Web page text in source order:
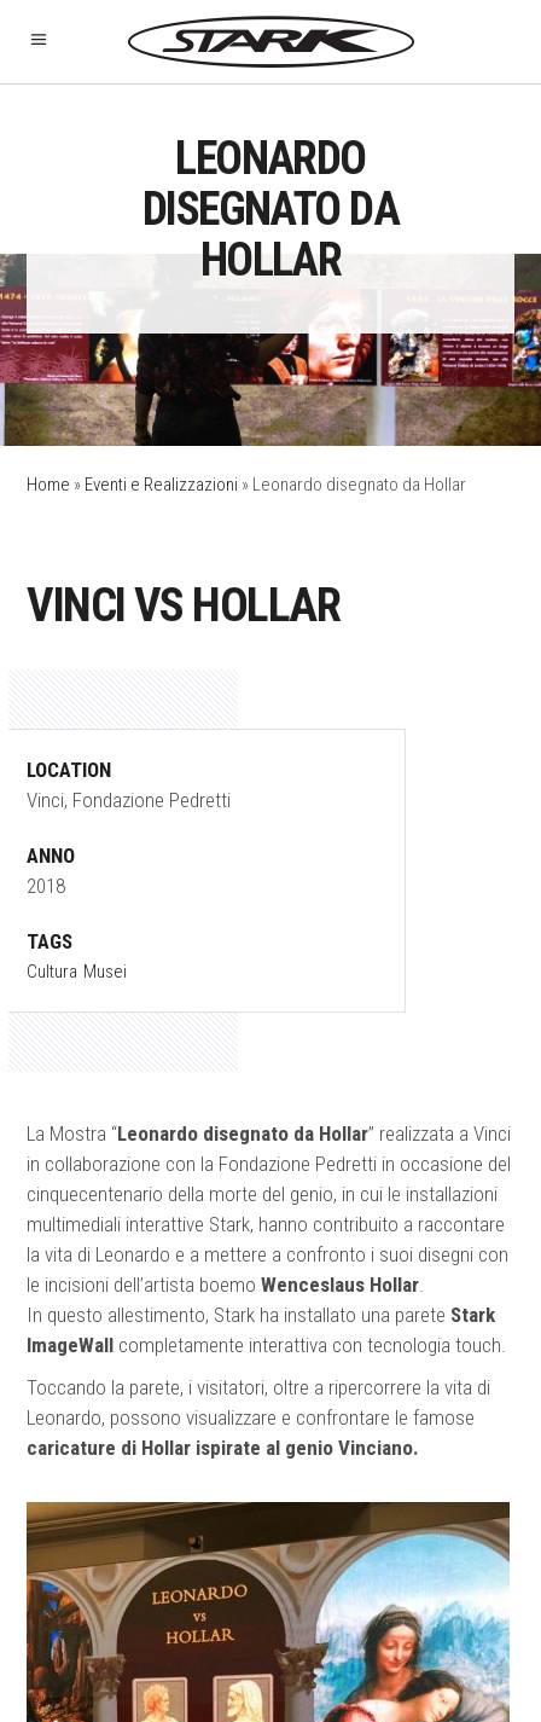
LEONARDO
DISEGNATO DA
HOLLAR
Home » Eventi e Realizzazioni » Leonardo disegnato da Hollar
VINCI VS HOLLAR
LOCATION
Vinci, Fondazione Pedretti
ANNO
2018
TAGS
Cultura Musei
La Mostra “Leonardo disegnato da Hollar” realizzata a Vinci
in collaborazione con la Fondazione Pedretti in occasione del
cinquecentenario della morte del genio, in cui le installazioni
multimediali interattive Stark, hanno contribuito a raccontare
la vita di Leonardo e a mettere a confronto i suoi disegni con
le incisioni dell’artista boemoWenceslaus Hollar.
In questo allestimento, Stark ha installato una parete Stark
ImageWall completamente interattiva con tecnologia touch.
Toccando la parete, i visitatori, oltre a ripercorrere la vita di
Leonardo, possono visualizzare e confrontare le famose
caricature di Hollar ispirate al genio Vinciano.